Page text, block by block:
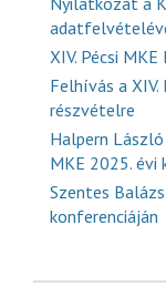
XIV. Pécsi
Felhívás a
részvételre
Halpern
MKE 2025. évi
Szentes
konferenciáján